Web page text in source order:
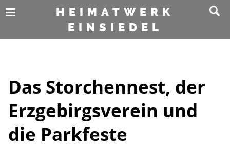
HEIMATWERK
EINSIEDEL
Das Storchennest, der
Erzgebirgsverein und
die Parkfeste